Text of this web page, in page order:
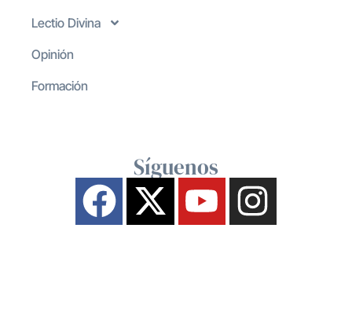
Lectio Divina
Opinión
Formación
Síguenos